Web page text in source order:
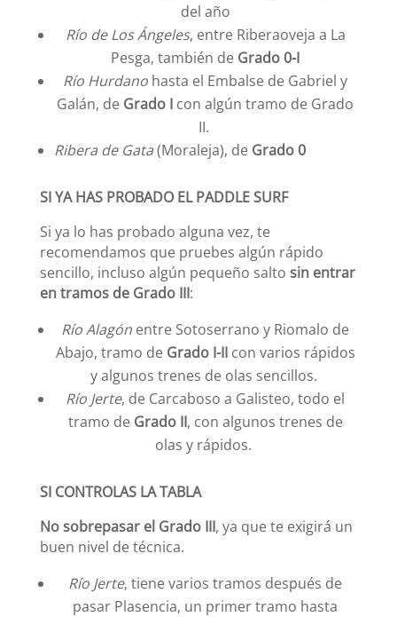
del año
Río de Los Ángeles, entre Riberaoveja a La
Pesga, también de Grado 0-I
Río Hurdano hasta el Embalse de Gabriel y
Galán, de Grado I con algún tramo de Grado
II.
Ribera de Gata(Moraleja), de Grado 0
SI YA HAS PROBADO EL PADDLE SURF
Si ya lo has probado alguna vez, te
recomendamos que pruebes algún rápido
sencillo, incluso algún pequeño salto sin entrar
en tramos de Grado III:
Río Alagón entre Sotoserrano y Riomalo de
Abajo, tramo de Grado I-IIcon varios rápidos
y algunos trenes de olas sencillos.
Río Jerte, de Carcaboso a Galisteo, todo el
tramo de Grado II, con algunos trenes de
olas y rápidos.
SI CONTROLAS LA TABLA
No sobrepasar el Grado III, ya que te exigirá un
buen nivel de técnica.
Río Jerte, tiene varios tramos después de
pasar Plasencia, un primer tramo hasta